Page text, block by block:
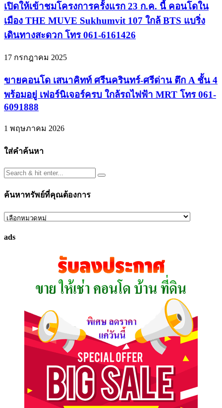
เปิดให้เข้าชมโครงการครั้งแรก 23 ก.ค. นี้ คอนโดใน
เมือง THE MUVE Sukhumvit 107 ใกล้ BTS แบริ่ง
เดินทางสะดวก โทร 061-6161426
17 กรกฎาคม 2025
ขายคอนโด เสนาคิทท์ ศรีนครินทร์-ศรีด่าน ตึก A ชั้น 4
พร้อมอยู่ เฟอร์นิเจอร์ครบ ใกล้รถไฟฟ้า MRT โทร 061-
6091888
1 พฤษภาคม 2026
ใส่คำค้นหา
ค้นหาทรัพย์ที่คุณต้องการ
ค้นหา
ที่
ads